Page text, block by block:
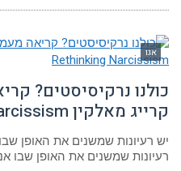
אגו
כולנו נרקיסיסטים?
קרייג מאלקין Rethinking Narcissism
יש רעיונות שמשנים את האופן
רעיונות שמשנים את האופן שבו